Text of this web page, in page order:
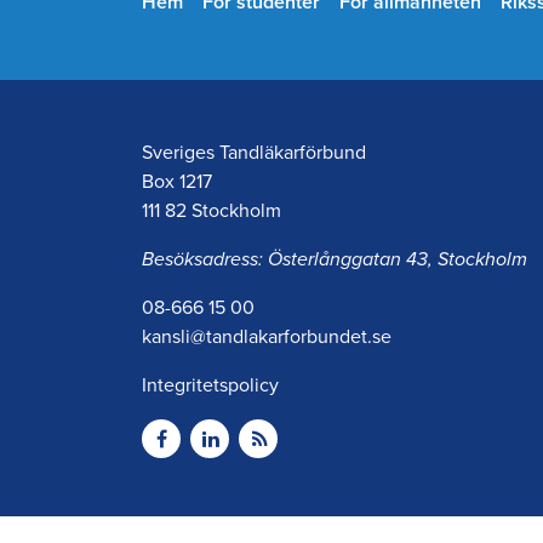
Sveriges Tandläkarförbund
Box 1217
111 82 Stockholm
Besöksadress: Österlånggatan 43, Stockholm
08-666 15 00
kansli@tandlakarforbundet.se
Integritetspolicy